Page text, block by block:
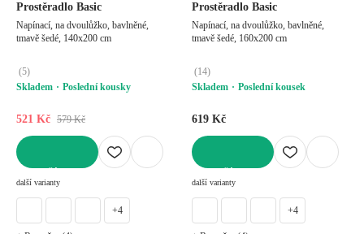
Prostěradlo Basic
Napínací, na dvoulůžko, bavlněné,
tmavě šedé, 140x200 cm
(5)
Skladem
Poslední kousky
521 Kč 579 Kč
další varianty
+4
Prostěradlo Basic
Napínací, na dvoulůžko, bavlněné,
tmavě šedé, 160x200 cm
(14)
Skladem
Poslední kousek
619 Kč
další varianty
+4